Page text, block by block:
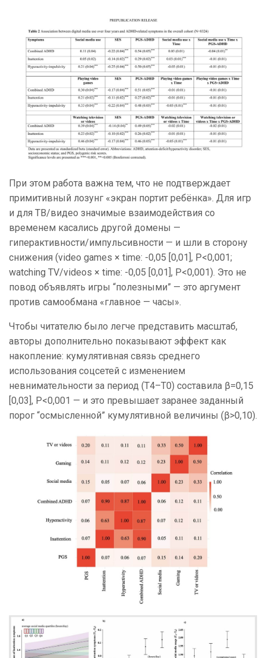
При этом работа важна тем, что не подтверждает
примитивный лозунг «экран портит ребёнка». Для игр
и для ТВ/видео значимые взаимодействия со
временем касались другой домены —
гиперактивности/импульсивности — и шли в сторону
снижения (video games × time: -0,05 [0,01], P<0,001;
watching TV/videos × time: -0,05 [0,01], P<0,001). Это не
повод объявлять игры “полезными” — это аргумент
против самообмана «главное — часы».
Чтобы читателю было легче представить масштаб,
авторы дополнительно показывают эффект как
накопление: кумулятивная связь среднего
использования соцсетей с изменением
невнимательности за период (T4–T0) составила β=0,15
[0,03], P<0,001 — и это превышает заранее заданный
порог “осмысленной” кумулятивной величины (β>0,10).